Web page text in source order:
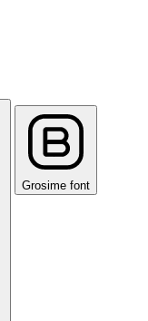
Grosime font